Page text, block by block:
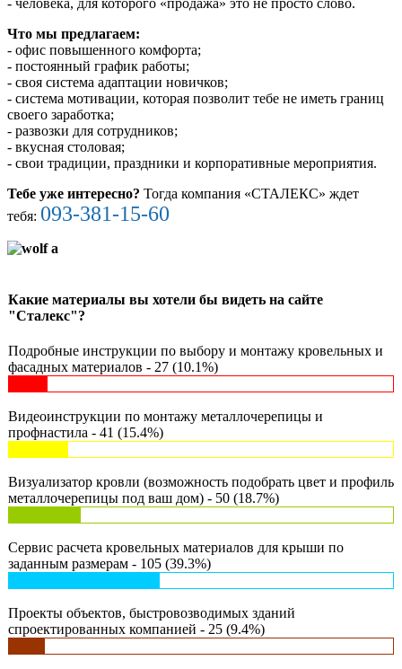
- человека, для которого «продажа» это не просто слово.
Что мы предлагаем:
- офис повышенного комфорта;
- постоянный график работы;
- своя система адаптации новичков;
- система мотивации, которая позволит тебе не иметь границ
своего заработка;
- развозки для сотрудников;
- вкусная столовая;
- свои традиции, праздники и корпоративные мероприятия.
Тебе уже интересно? Тогда компания «СТАЛЕКС» ждет
тебя: 093-381-15-60
Какие материалы вы хотели бы видеть на сайте
"Сталекс"?
Подробные инструкции по выбору и монтажу кровельных и
фасадных материалов - 27 (10.1%)
Видеоинструкции по монтажу металлочерепицы и
профнастила - 41 (15.4%)
Визуализатор кровли (возможность подобрать цвет и профиль
металлочерепицы под ваш дом) - 50 (18.7%)
Сервис расчета кровельных материалов для крыши по
заданным размерам - 105 (39.3%)
Проекты объектов, быстровозводимых зданий
спроектированных компанией - 25 (9.4%)